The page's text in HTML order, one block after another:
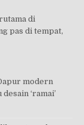
di
pas di tempat,
modern
‘ramai’